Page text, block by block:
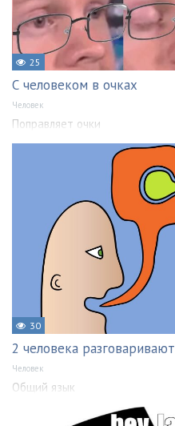
25
С человеком в очках
Человек
Поправляет очки
30
2 человека разговаривают
Человек
Общий язык